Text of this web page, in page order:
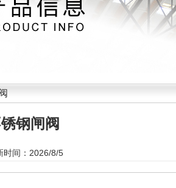
钢闸阀
时间：2026/8/5